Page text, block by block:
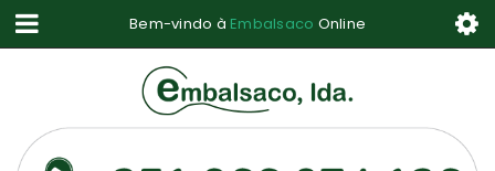
Bem-vindo à Embalsaco Online